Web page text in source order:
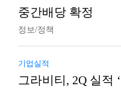
중간배당 확정
정보/정책
기업실적
그라비티, 2Q 실적